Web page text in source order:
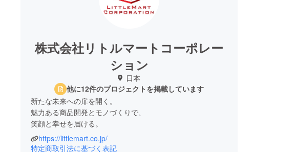
株式会社リトルマートコーポレー
ション
日本
他に12件のプロジェクトを掲載しています
新たな未来への扉を開く。
魅力ある商品開発とモノづくりで、
笑顔と幸せを届ける。
子ども達の笑顔は周りをハッピーにしてくれます。 周りが
https://littlemart.co.jp/
特定商取引法に基づく表記